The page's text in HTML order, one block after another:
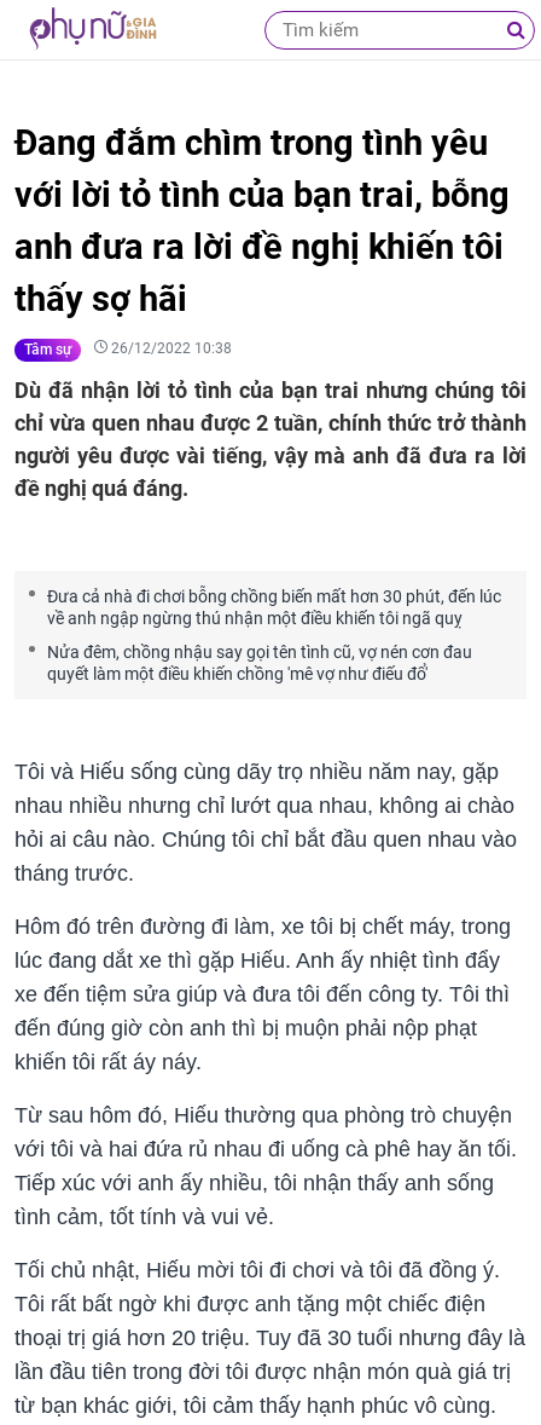
Đang đắm chìm trong tình yêu
với lời tỏ tình của bạn trai, bỗng
anh đưa ra lời đề nghị khiến tôi
thấy sợ hãi
Tâm sự 26/12/2022 10:38
Dù đã nhận lời tỏ tình của bạn trai nhưng chúng tôi
chỉ vừa quen nhau được 2 tuần, chính thức trở thành
người yêu được vài tiếng, vậy mà anh đã đưa ra lời
đề nghị quá đáng.
Đưa cả nhà đi chơi bỗng chồng biến mất hơn 30 phút, đến lúc
về anh ngập ngừng thú nhận một điều khiến tôi ngã quỵ
Nửa đêm, chồng nhậu say gọi tên tình cũ, vợ nén cơn đau
quyết làm một điều khiến chồng 'mê vợ như điếu đổ'
Tôi và Hiếu sống cùng dãy trọ nhiều năm nay, gặp
nhau nhiều nhưng chỉ lướt qua nhau, không ai chào
hỏi ai câu nào. Chúng tôi chỉ bắt đầu quen nhau vào
tháng trước.
Hôm đó trên đường đi làm, xe tôi bị chết máy, trong
lúc đang dắt xe thì gặp Hiếu. Anh ấy nhiệt tình đẩy
xe đến tiệm sửa giúp và đưa tôi đến công ty. Tôi thì
đến đúng giờ còn anh thì bị muộn phải nộp phạt
khiến tôi rất áy náy.
Từ sau hôm đó, Hiếu thường qua phòng trò chuyện
với tôi và hai đứa rủ nhau đi uống cà phê hay ăn tối.
Tiếp xúc với anh ấy nhiều, tôi nhận thấy anh sống
tình cảm, tốt tính và vui vẻ.
Tối chủ nhật, Hiếu mời tôi đi chơi và tôi đã đồng ý.
Tôi rất bất ngờ khi được anh tặng một chiếc điện
thoại trị giá hơn 20 triệu. Tuy đã 30 tuổi nhưng đây là
lần đầu tiên trong đời tôi được nhận món quà giá trị
từ bạn khác giới, tôi cảm thấy hạnh phúc vô cùng.